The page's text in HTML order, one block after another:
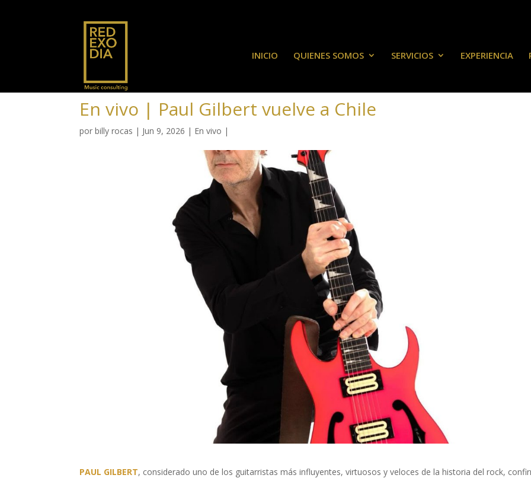
INICIO QUIENES SOMOS SERVICIOS EXPERIENCIA
En vivo | Paul Gilbert vuelve a Chile
porbilly rocas | Jun 9, 2026 | En vivo |
PAUL GILBERT, considerado uno de los guitarristas más influyentes, virtuosos y veloces de la historia del rock,